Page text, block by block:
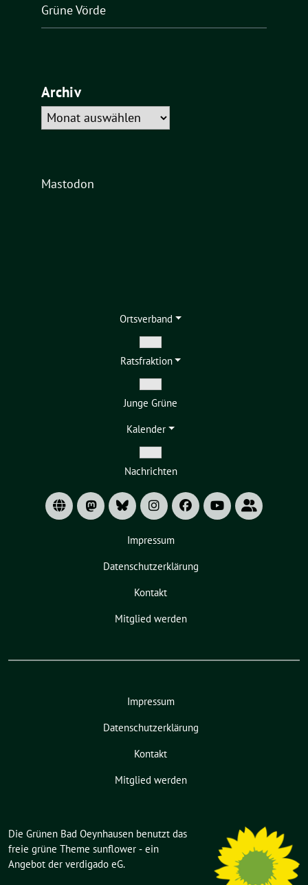
Grüne Vörde
Archiv
Archiv
Mastodon
Ortsverband
Zeige
Untermenü
Ratsfraktion
Zeige
Untermenü
Junge Grüne
Kalender
Zeige
Untermenü
Nachrichten
Impressum
Datenschutzerklärung
Kontakt
Mitglied werden
Impressum
Datenschutzerklärung
Kontakt
Mitglied werden
Die Grünen Bad Oeynhausen benutzt das
freie grüne Theme sunflower ‐ ein
Angebot der verdigado eG.